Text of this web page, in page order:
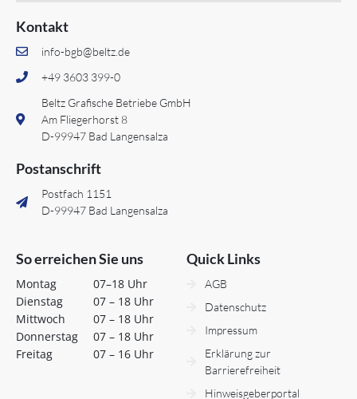
Kontakt
info-bgb@beltz.de
+49 3603 399-0
Beltz Grafische Betriebe GmbH
Am Fliegerhorst 8
D-99947 Bad Langensalza
Postanschrift
Postfach 1151
D-99947 Bad Langensalza
So erreichen Sie uns
Montag
Dienstag
Mittwoch
Donnerstag
Freitag
07–18 Uhr
07 – 18 Uhr
07 – 18 Uhr
07 – 18 Uhr
07 – 16 Uhr
Quick Links
AGB
Datenschutz
Impressum
Erklärung zur
Barrierefreiheit
Hinweisgeberportal